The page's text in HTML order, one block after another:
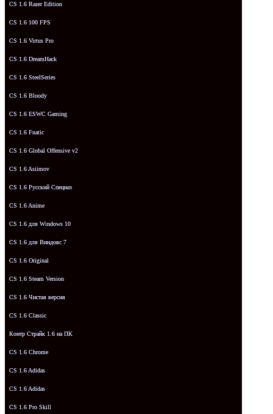
CS 1.6 Razer Edition
CS 1.6 100 FPS
CS 1.6 Virtus Pro
CS 1.6 DreamHack
CS 1.6 SteelSeries
CS 1.6 Bloody
CS 1.6 ESWC Gaming
CS 1.6 Fnatic
CS 1.6 Global Offensive v2
CS 1.6 Asiimov
CS 1.6 Русский Спецназ
CS 1.6 Anime
CS 1.6 для Windows 10
CS 1.6 для Виндовс 7
CS 1.6 Original
CS 1.6 Steam Version
CS 1.6 Чистая версия
CS 1.6 Classic
Контр Страйк 1.6 на ПК
CS 1.6 Chrome
CS 1.6 Adidas
CS 1.6 Adidas
CS 1.6 Pro Skill